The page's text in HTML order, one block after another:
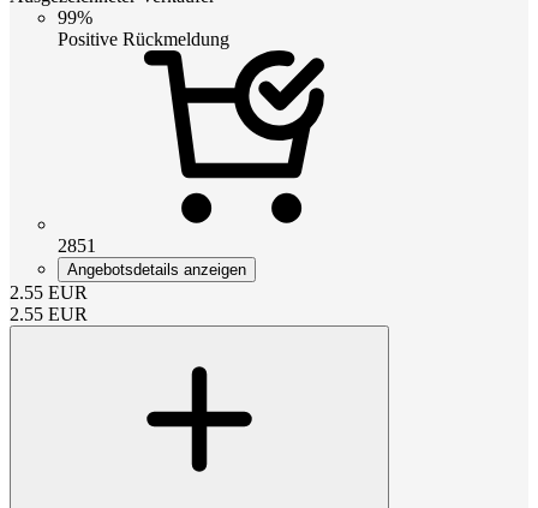
99%
Positive Rückmeldung
2851
Angebotsdetails anzeigen
2.55 EUR
2.55 EUR